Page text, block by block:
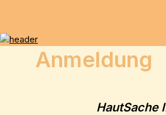
Anmeldung
HautSache